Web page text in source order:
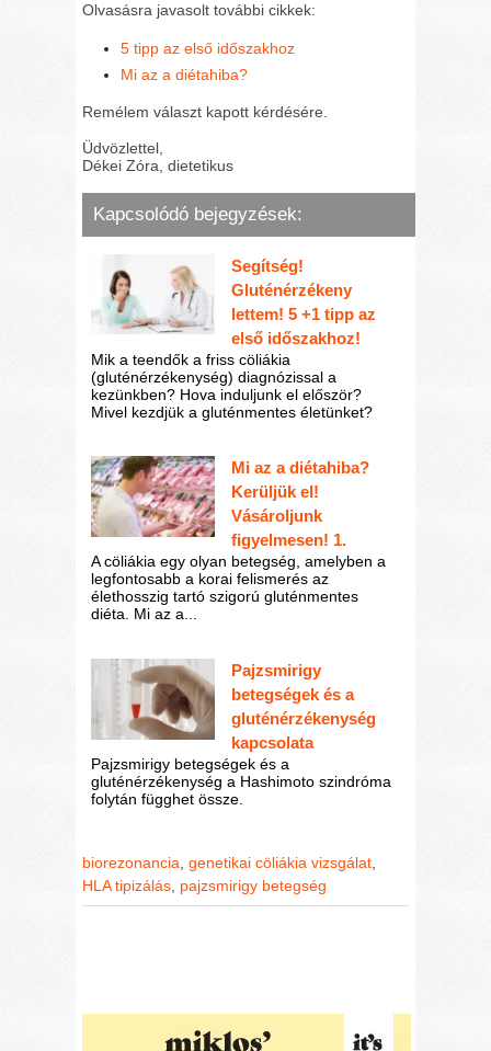
Olvasásra javasolt további cikkek:
5 tipp az első időszakhoz
Mi az a diétahiba?
Remélem választ kapott kérdésére.
Üdvözlettel,
Dékei Zóra, dietetikus
Kapcsolódó bejegyzések:
Segítség!
Gluténérzékeny
lettem! 5 +1 tipp az
első időszakhoz!
Mik a teendők a friss cöliákia
(gluténérzékenység) diagnózissal a
kezünkben? Hova induljunk el először?
Mivel kezdjük a gluténmentes életünket?
Mi az a diétahiba?
Kerüljük el!
Vásároljunk
figyelmesen! 1.
A cöliákia egy olyan betegség, amelyben a
legfontosabb a korai felismerés az
élethosszig tartó szigorú gluténmentes
diéta. Mi az a...
Pajzsmirigy
betegségek és a
gluténérzékenység
kapcsolata
Pajzsmirigy betegségek és a
gluténérzékenység a Hashimoto szindróma
folytán függhet össze.
biorezonancia ,genetikai cöliákia vizsgálat
HLA tipizálás pajzsmirigy betegség